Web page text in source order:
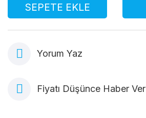
SEPETE EKLE
Yorum Yaz
Fiyatı Düşünce Haber Ver